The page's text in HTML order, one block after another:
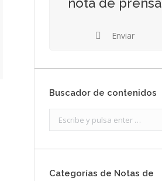
Enviar
Buscador de contenidos
Categorías de Notas de